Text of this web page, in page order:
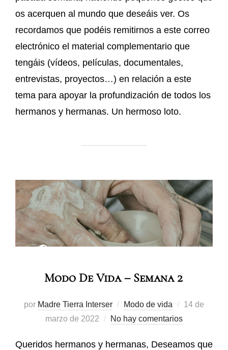
os acerquen al mundo que deseáis ver. Os
recordamos que podéis remitirnos a este correo
electrónico el material complementario que
tengáis (vídeos, películas, documentales,
entrevistas, proyectos…) en relación a este
tema para apoyar la profundización de todos los
hermanos y hermanas. Un hermoso loto.
Modo De Vida – Semana 2
por Madre Tierra Interser Modo de vida
14 de
marzo de 2022
No hay comentarios
Queridos hermanos y hermanas, Deseamos que